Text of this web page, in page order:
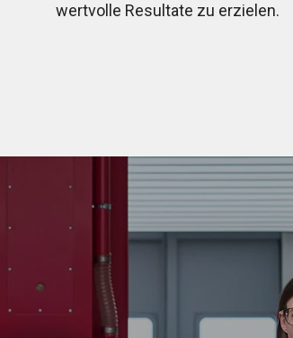
wertvolle Resultate zu erzielen.